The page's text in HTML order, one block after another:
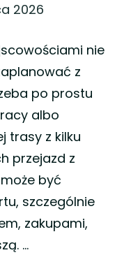
2026
nie
z
po prostu
albo
trasy z kilku
przejazd z
być
szczególnie
zakupami,
…